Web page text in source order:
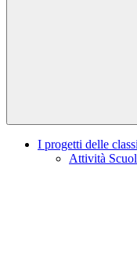
I progetti delle classi
Attività